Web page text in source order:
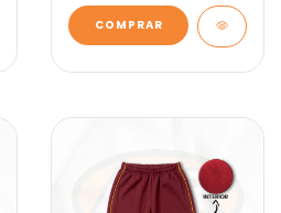
COMPRAR